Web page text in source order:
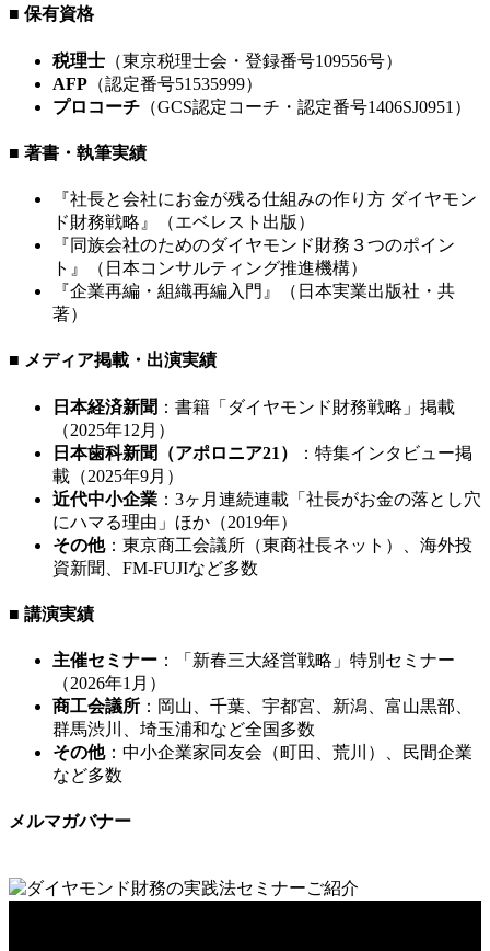
■ 保有資格
税理士 （東京税理士会・登録番号109556号）
AFP （認定番号51535999）
プロコーチ （GCS認定コーチ・認定番号1406SJ0951）
■ 著書・執筆実績
『社長と会社にお金が残る仕組みの作り方 ダイヤモン
ド財務戦略』（エベレスト出版）
『同族会社のためのダイヤモンド財務３つのポイン
ト』（日本コンサルティング推進機構）
『企業再編・組織再編入門』（日本実業出版社・共
著）
■ メディア掲載・出演実績
日本経済新聞 ：書籍「ダイヤモンド財務戦略」掲載
（2025年12月）
日本歯科新聞（アポロニア21）
：特集インタビュー掲
載（2025年9月）
近代中小企業 ：3ヶ月連続連載「社長がお金の落とし穴
にハマる理由」ほか（2019年）
その他：東京商工会議所（東商社長ネット）、海外投
資新聞、FM-FUJIなど多数
■ 講演実績
主催セミナー ：「新春三大経営戦略」特別セミナー
（2026年1月）
商工会議所 ：岡山、千葉、宇都宮、新潟、富山黒部、
群馬渋川、埼玉浦和など全国多数
その他：中小企業家同友会（町田、荒川）、民間企業
など多数
メルマガバナー